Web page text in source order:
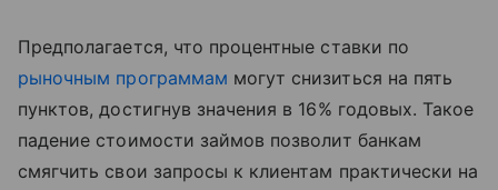
Предполагается, что процентные ставки по
рыночным программам могут снизиться на пять
пунктов, достигнув значения в 16% годовых. Такое
падение стоимости займов позволит банкам
смягчить свои запросы к клиентам практически на